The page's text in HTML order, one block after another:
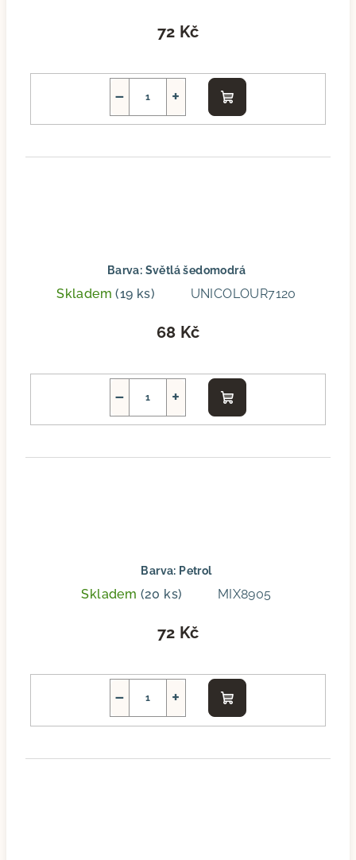
72 Kč
+
−
Do
košíku
Barva: Světlá šedomodrá
Skladem(19 ks) UNICOLOUR7120
68 Kč
+
−
Do
košíku
Barva: Petrol
Skladem (20 ks) MIX8905
72 Kč
+
−
Do
košíku